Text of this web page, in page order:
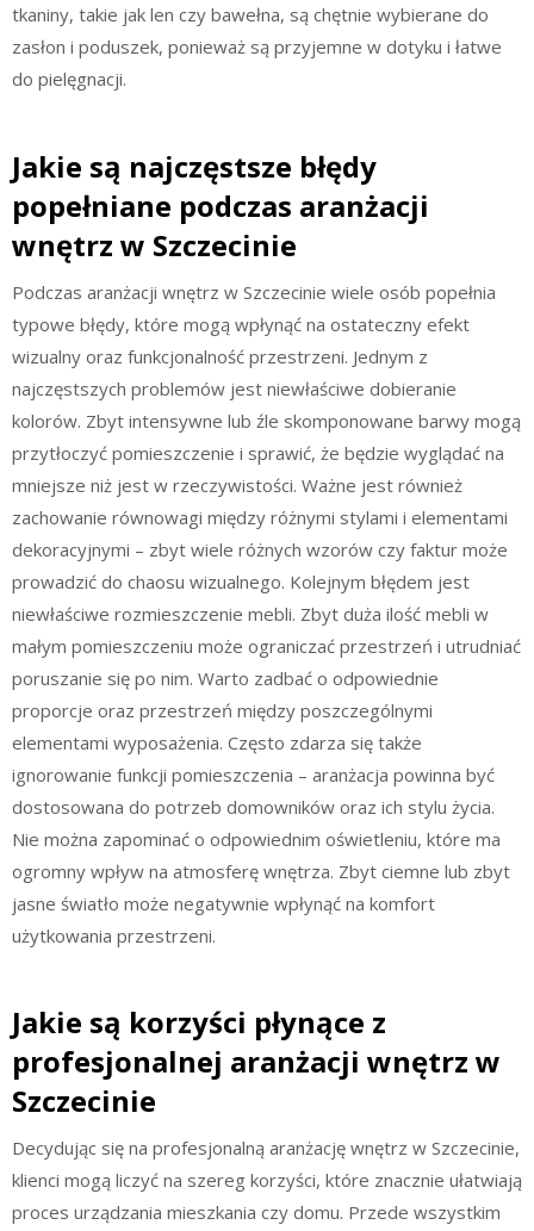
tkaniny, takie jak len czy bawełna, są chętnie wybierane do
zasłon i poduszek, ponieważ są przyjemne w dotyku i łatwe
do pielęgnacji.
Jakie są najczęstsze błędy
popełniane podczas aranżacji
wnętrz w Szczecinie
Podczas aranżacji wnętrz w Szczecinie wiele osób popełnia
typowe błędy, które mogą wpłynąć na ostateczny efekt
wizualny oraz funkcjonalność przestrzeni. Jednym z
najczęstszych problemów jest niewłaściwe dobieranie
kolorów. Zbyt intensywne lub źle skomponowane barwy mogą
przytłoczyć pomieszczenie i sprawić, że będzie wyglądać na
mniejsze niż jest w rzeczywistości. Ważne jest również
zachowanie równowagi między różnymi stylami i elementami
dekoracyjnymi – zbyt wiele różnych wzorów czy faktur może
prowadzić do chaosu wizualnego. Kolejnym błędem jest
niewłaściwe rozmieszczenie mebli. Zbyt duża ilość mebli w
małym pomieszczeniu może ograniczać przestrzeń i utrudniać
poruszanie się po nim. Warto zadbać o odpowiednie
proporcje oraz przestrzeń między poszczególnymi
elementami wyposażenia. Często zdarza się także
ignorowanie funkcji pomieszczenia – aranżacja powinna być
dostosowana do potrzeb domowników oraz ich stylu życia.
Nie można zapominać o odpowiednim oświetleniu, które ma
ogromny wpływ na atmosferę wnętrza. Zbyt ciemne lub zbyt
jasne światło może negatywnie wpłynąć na komfort
użytkowania przestrzeni.
Jakie są korzyści płynące z
profesjonalnej aranżacji wnętrz w
Szczecinie
Decydując się na profesjonalną aranżację wnętrz w Szczecinie,
klienci mogą liczyć na szereg korzyści, które znacznie ułatwiają
proces urządzania mieszkania czy domu. Przede wszystkim